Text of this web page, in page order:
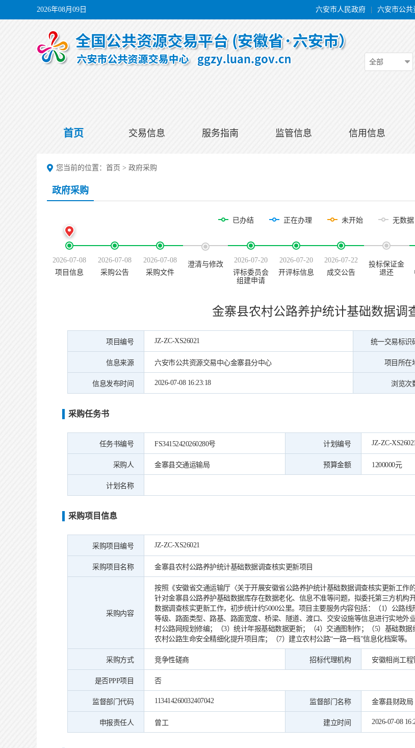
2026年08月09日 六安市人民政府 六安市公共
全部
首页 交易信息 服务指南 监管信息 信用信息
您当前的位置： 首页 > 政府采购
政府采购
已办结 正在办理 未开始 无数据
2026-07-08
项目信息
2026-07-08
采购公告
2026-07-08
采购文件
澄清与修改
2026-07-20
评标委员会
组建申请
2026-07-20
开评标信息
2026-07-22
成交公告
投标保证金
退还
金寨县农村公路养护统计基础数据调
项目编号 JZ-ZC-XS26021 统一交易标识
信息来源 六安市公共资源交易中心金寨县分中心 项目所在
信息发布时间 2026-07-08 16:23:18 浏览次
采购任务书
任务书编号 FS34152420260280号 计划编号 JZ-ZC-
采购人 金寨县交通运输局 预算金额 1200000元
计划名称
采购项目信息
采购项目编号 JZ-ZC-XS26021
采购项目名称 金寨县农村公路养护统计基础数据调查核实更新项目
采购内容
按照《安徽省交通运输厅〈关于开展安徽省公路养护统计基础数据调查核实更新工作
针对金寨县公路养护基础数据库存在数据老化、信息不准等问题，拟委托第三方机构
数据调查核实更新工作，初步统计约5000公里。项目主要服务内容包括：（1）公路
等级、路面类型、路基、路面宽度、桥梁、隧道、渡口、交安设施等信息进行实地外
村公路网规划修编；（3）统计年报基础数据更新；（4）交通图制作；（5）基础数据
农村公路生命安全精细化提升项目库；（7）建立农村公路“一路一档”信息化档案等。
采购方式 竞争性磋商 招标代理机构 安徽相尚工程
是否PPP项目 否
监督部门代码 113414260032407042 监督部门名称 金寨县财政局
申报责任人 曾工 建立时间 2026-07-08